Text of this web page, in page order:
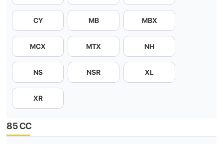
CY MB MBX
MCX MTX NH
NS NSR XL
XR
85 CC